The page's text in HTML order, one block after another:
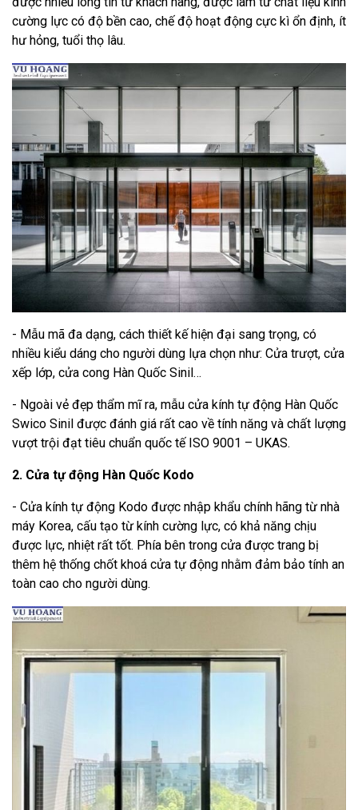
cường lực có độ bền cao, chế độ hoạt động cực kì ổn định, ít
hư hỏng, tuổi thọ lâu.
- Mẫu mã đa dạng, cách thiết kế hiện đại sang trọng, có
nhiều kiểu dáng cho người dùng lựa chọn như: Cửa trượt, cửa
xếp lớp, cửa cong Hàn Quốc Sinil…
- Ngoài vẻ đẹp thẩm mĩ ra, mẫu cửa kính tự động Hàn Quốc
Swico Sinil được đánh giá rất cao về tính năng và chất lượng
vượt trội đạt tiêu chuẩn quốc tế ISO 9001 – UKAS.
2. Cửa tự động Hàn Quốc Kodo
- Cửa kính tự động Kodo được nhập khẩu chính hãng từ nhà
máy Korea, cấu tạo từ kính cường lực, có khả năng chịu
được lực, nhiệt rất tốt. Phía bên trong cửa được trang bị
thêm hệ thống chốt khoá cửa tự động nhằm đảm bảo tính an
toàn cao cho người dùng.